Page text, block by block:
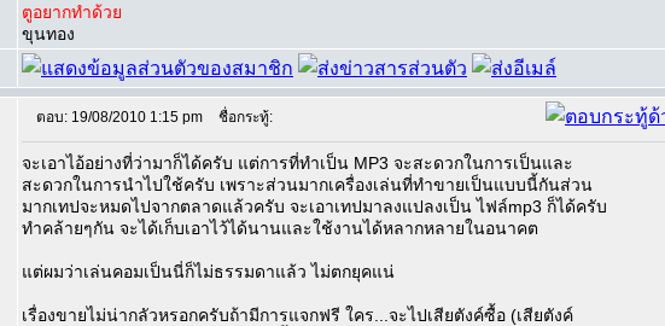
ตูอยากทำด้วย
ขุนทอง
ตอบ: 19/08/2010 1:15 pm ชื่อกระทู้:
จะเอาไอ้อย่างที่ว่ามาก็ได้ครับ แต่การที่ทำเป็น MP3 จะสะดวกในการเป็นและ
สะดวกในการนำไปใช้ครับ เพราะส่วนมากเครื่องเล่นที่ทำขายเป็นแบบนี้กันส่วน
มากเทปจะหมดไปจากตลาดแล้วครับ จะเอาเทปมาลงแปลงเป็น ไฟล์mp3 ก็ได้ครับ
ทำคล้ายๆกัน จะได้เก็บเอาไว้ได้นานและใช้งานได้หลากหลายในอนาคต
แต่ผมว่าเล่นคอมเป็นนี่ก็ไม่ธรรมดาแล้ว ไม่ตกยุคแน่
เรื่องขายไม่น่ากลัวหรอกครับถ้ามีการแจกฟรี ใคร...จะไปเสียตังค์ซื้อ (เสียตังค์